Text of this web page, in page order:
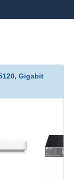
Gigabit